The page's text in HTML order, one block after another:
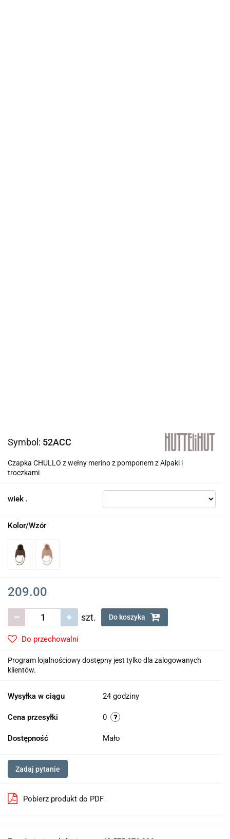
Symbol: 52ACC
Czapka CHULLO z wełny merino z pomponem z Alpaki i
troczkami
wiek .
Kolor/Wzór
209.00
szt. Do koszyka
Do przechowalni
Program lojalnościowy dostępny jest tylko dla zalogowanych
klientów.
Wysyłka w ciągu 24 godziny
Cena przesyłki 0
Dostępność Mało
Zadaj pytanie
Pobierz produkt do PDF